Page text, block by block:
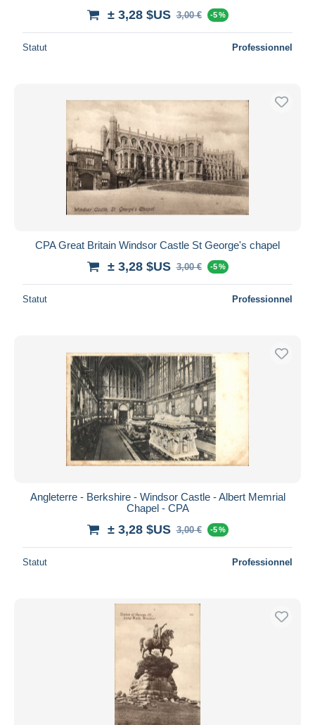
± 3,28 $US 3,00 € -5 %
Statut Professionnel
CPA Great Britain Windsor Castle St George's chapel
± 3,28 $US 3,00 € -5 %
Statut Professionnel
Angleterre - Berkshire - Windsor Castle - Albert Memrial
Chapel - CPA
± 3,28 $US 3,00 € -5 %
Statut Professionnel